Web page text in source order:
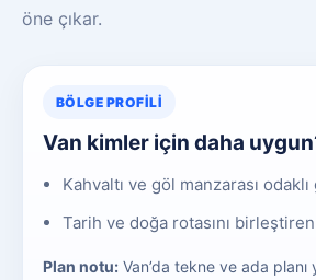
öne çıkar.
BÖLGE PROFILI
Van kimler için daha
Kahvaltı ve göl manzarası odaklı
Tarih ve doğa rotasını
Plan notu: Van’da tekne ve ada planı